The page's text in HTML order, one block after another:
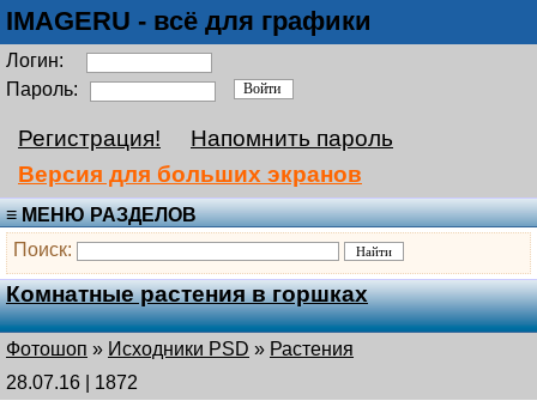
IMAGERU - всё для графики
Логин:
Пароль:
Регистрация!
Напомнить пароль
Версия для больших экранов
≡ МЕНЮ РАЗДЕЛОВ
Поиск:
Комнатные растения в горшках
Фотошоп » Исходники PSD » Растения
28.07.16 | 1872